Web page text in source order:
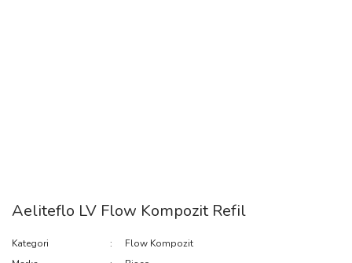
Aeliteflo LV Flow Kompozit Refil
Kategori
Flow Kompozit